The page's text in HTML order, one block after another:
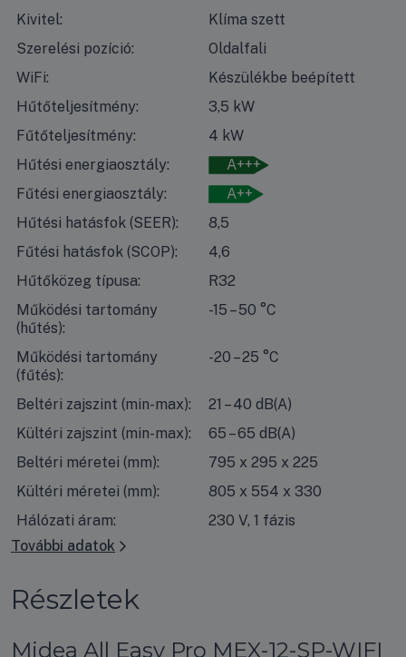
Kivitel:
Klíma szett
Szerelési pozíció:
Oldalfali
WiFi:
Készülékbe beépített
Hűtőteljesítmény:
3,5 kW
Fűtőteljesítmény:
4 kW
Hűtési energiaosztály:
A+++
Fűtési energiaosztály:
A++
Hűtési hatásfok (SEER):
8,5
Fűtési hatásfok (SCOP):
4,6
Hűtőközeg típusa:
R32
Működési tartomány
(hűtés):
-15 – 50 °C
Működési tartomány
(fűtés):
-20 – 25 °C
Beltéri zajszint (min-max):
21 – 40 dB(A)
Kültéri zajszint (min-max):
65 – 65 dB(A)
Beltéri méretei (mm):
795 x 295 x 225
Kültéri méretei (mm):
805 x 554 x 330
Hálózati áram:
230 V, 1 fázis
További adatok
Részletek
Midea All Easy Pro MEX-12-SP-WIFI